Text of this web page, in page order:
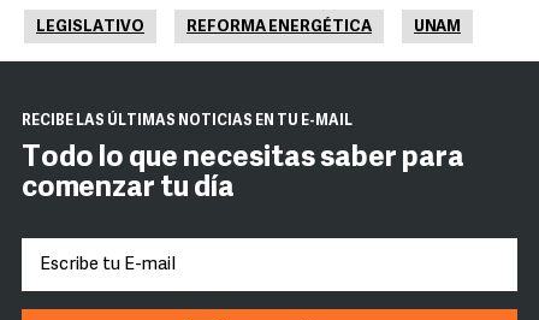
LEGISLATIVO REFORMA ENERGÉTICA UNAM
RECIBE LAS ÚLTIMAS NOTICIAS EN TU E-MAIL
Todo lo que necesitas saber para
comenzar tu día